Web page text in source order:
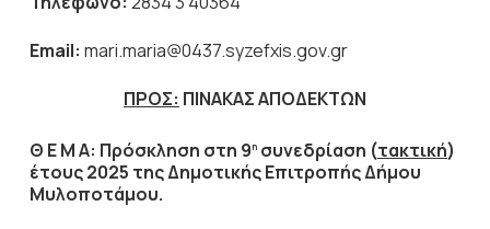
Email: mari.maria@0437.syzefxis.gov.gr
ΠΡΟΣ: ΠΙΝΑΚΑΣ ΑΠΟΔΕΚΤΩΝ
Θ Ε Μ Α: Πρόσκληση στη 9ησυνεδρίαση (τακτική)
έτους 2025 της Δημοτικής Επιτροπής Δήμου
Μυλοποτάμου.